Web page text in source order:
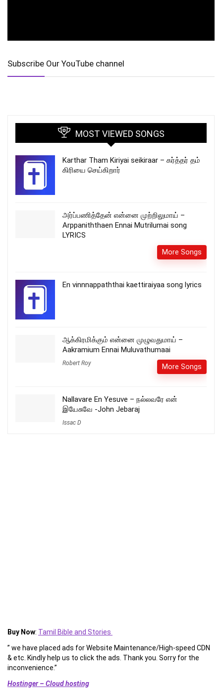
Subscribe Our YouTube channel
MOST VIEWED SONGS
Karthar Tham Kiriyai seikiraar – கர்த்தர் தம்
கிரியை செய்கிறார்
அர்ப்பணித்தேன் என்னை முற்றிலுமாய் –
Arppaniththaen Ennai Mutrilumai song
LYRICS
More Songs
En vinnnappaththai kaettiraiyaa song lyrics
ஆக்கிரமிக்கும் என்னை முழுவதுமாய் –
Aakramium Ennai Muluvathumaai
Robert Roy More Songs
Nallavare En Yesuve – நல்லவரே என்
இயேசுவே -John Jebaraj
Issac D
Buy Now: Tamil Bible and Stories
” we have placed ads for Website Maintenance/High-speed CDN
& etc. Kindly help us to click the ads. Thank you. Sorry for the
inconvenience.”
Hostinger – Cloud hosting